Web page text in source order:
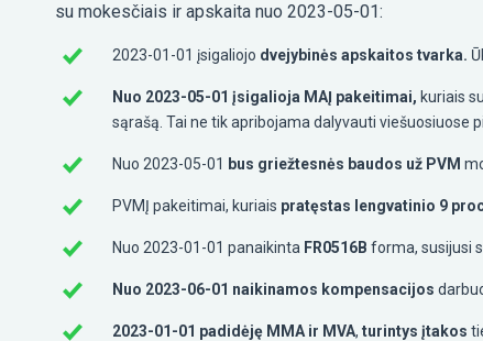
su mokesčiais ir apskaita nuo 2023-05-01:
2023-01-01 įsigaliojo dvejybinės apskaitos tvarka.
Nuo 2023-05-01 įsigalioja MAĮ pakeitimai, kuriais
sąrašą. Tai ne tik apribojama dalyvauti viešuosiuose
Nuo 2023-05-01 bus griežtesnės baudos už PVM
PVMĮ pakeitimai, kuriais pratęstas lengvatinio 9
Nuo 2023-01-01 panaikinta FR0516B forma, susijusi
Nuo 2023-06-01 naikinamos kompensacijos
2023-01-01 padidėję MMA ir MVA, turintys įtakos